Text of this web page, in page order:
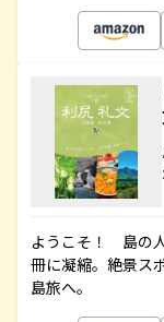
ようこそ！ 島の
冊に凝縮。絶景ス
島旅へ。